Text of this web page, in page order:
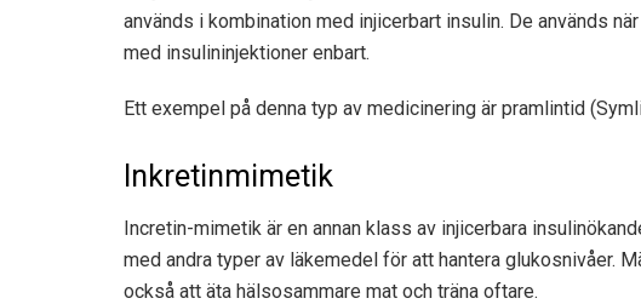
används i kombination med injicerbart insulin. De används
med insulininjektioner enbart.
Ett exempel på denna typ av medicinering är pramlintid
Inkretinmimetik
Incretin-mimetik är en annan klass av injicerbara
med andra typer av läkemedel för att hantera glukosnivåer.
också att äta hälsosammare mat och träna oftare.